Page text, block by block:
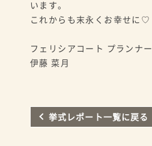
います。
これからも末永くお幸せに♡
フェリシアコート プランナー
伊藤 菜月
挙式レポート一覧に戻る